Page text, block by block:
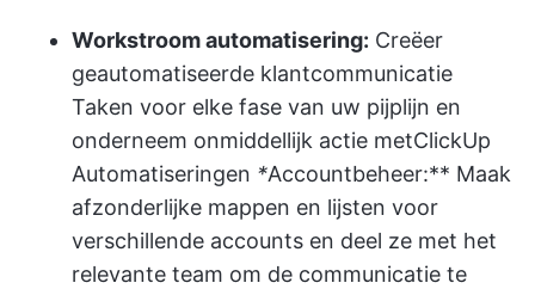
Workstroom automatisering: Creëer
geautomatiseerde klantcommunicatie
Taken voor elke fase van uw pijplijn en
onderneem onmiddellijk actie metClickUp
Automatiseringen *Accountbeheer:** Maak
afzonderlijke mappen en lijsten voor
verschillende accounts en deel ze met het
relevante team om de communicatie te